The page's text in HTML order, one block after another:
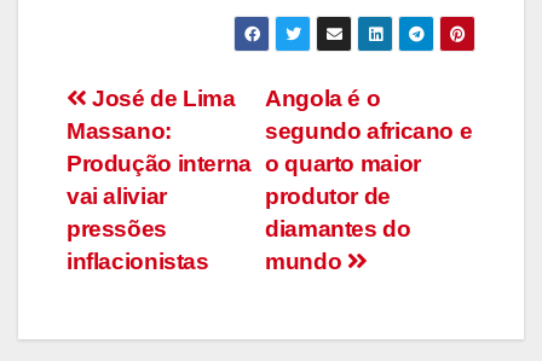
Navegação
de
artigos
Angola é o
segundo africano e
o quarto maior
produtor de
diamantes do
mundo
José de Lima
Massano:
Produção interna
vai aliviar
pressões
inflacionistas